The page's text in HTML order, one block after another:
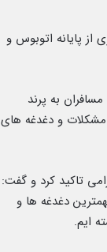
از پایانه اتوبوس و
به پرند
مشکلات و دغدغه های
تاکید کرد و گفت:
دغدغه ها و
ایم.